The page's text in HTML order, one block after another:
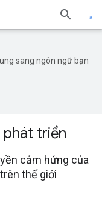
sang ngôn ngữ bạn
phát triển
cảm hứng của
thế giới